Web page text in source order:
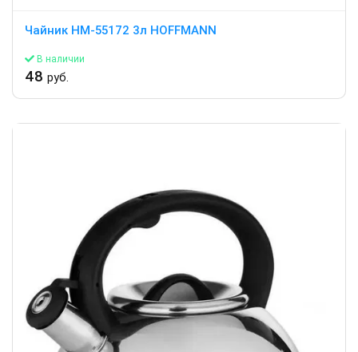
Чайник HM-55172 3л HOFFMANN
В наличии
48 руб.